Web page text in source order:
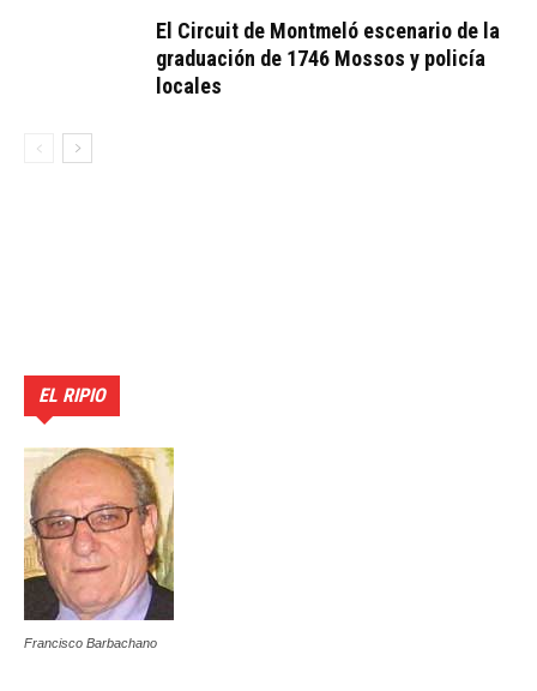
El Circuit de Montmeló escenario de la
graduación de 1746 Mossos y policía
locales
EL RIPIO
Francisco Barbachano